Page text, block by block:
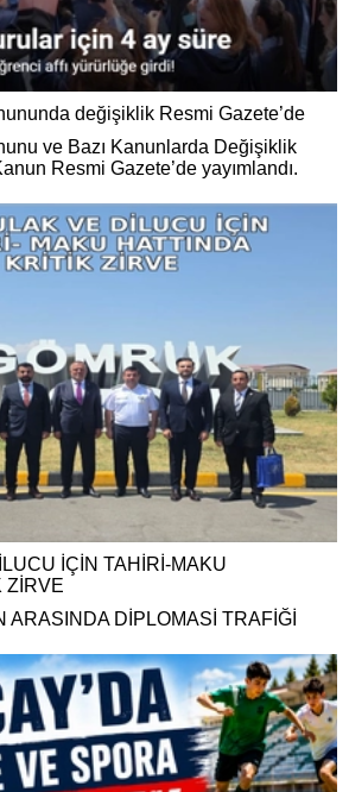
değişiklik Resmi Gazete’de
ve Bazı Kanunlarda Değişiklik
Resmi Gazete’de yayımlandı.
İÇİN TAHİRİ-MAKU
ZİRVE
ARASINDA DİPLOMASİ TRAFİĞİ